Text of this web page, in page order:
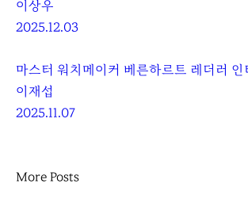
이상우
2025.12.03
마스터 워치메이커 베른하르트 레더러 인
이재섭
2025.11.07
More Posts